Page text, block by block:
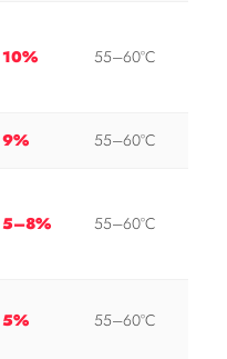
10% 55–60°С
9% 55–60°С
5–8% 55–60°С
5% 55–60°С